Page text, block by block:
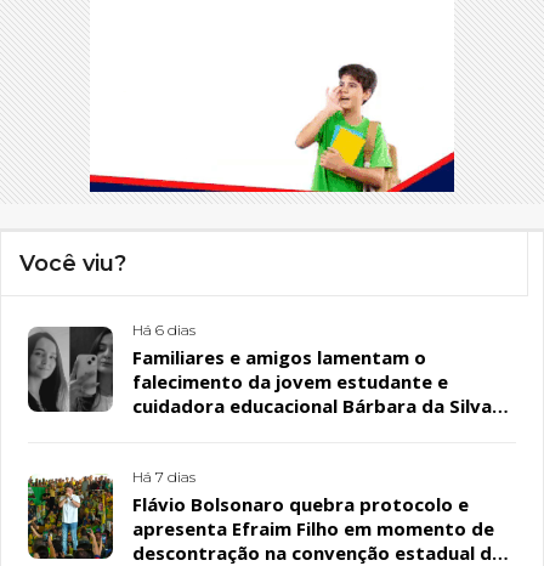
Você viu?
Há 6 dias
Familiares e amigos lamentam o
falecimento da jovem estudante e
cuidadora educacional Bárbara da Silva
Há 7 dias
Flávio Bolsonaro quebra protocolo e
apresenta Efraim Filho em momento de
descontração na convenção estadual do